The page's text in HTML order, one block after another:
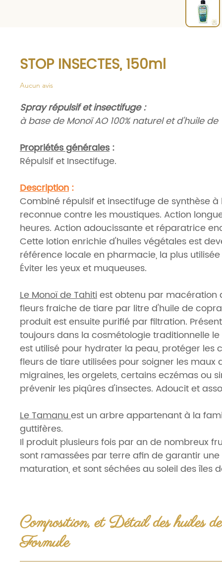
STOP INSECTES, 150ml
Aucun avis
Spray répulsif et insectifuge :
à base de Monoï AO 100% naturel et d'huile
Propriétés générales :
Répulsif et Insectifuge.
Description :
Combiné répulsif et insectifuge de synthèse
reconnue contre les moustiques. Action
heures. Action adoucissante et réparatrice
Cette lotion enrichie d'huiles végétales est
référence locale en pharmacie, la plus
Éviter les yeux et muqueuses.
Le Monoï de Tahitiest obtenu par macération
fleurs fraiche de tiare par litre d'huile de
produit est ensuite purifié par filtration.
toujours dans la cosmétologie traditionnelle le
est utilisé pour hydrater la peau, protéger les
fleurs de tiare utilisées pour soigner les maux
migraines, les orgelets, certains eczémas ou
prévenir les piqûres d'insectes. Adoucit et
Le Tamanuest un arbre appartenant à la
guttifères.
Il produit plusieurs fois par an de nombreux
sont ramassées par terre afin de garantir
maturation, et sont séchées au soleil des îles
L'huile de Tamanu (Calophyllum inophyllum)
médecine Traditionnelle Polynésienne
Composition, et Détail des huiles
Formule